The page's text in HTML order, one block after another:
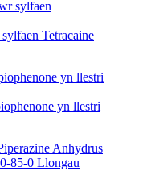
Tetracaine
yn llestri